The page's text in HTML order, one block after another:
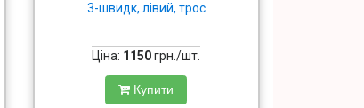
3-швидк, лівий, трос
Ціна: 1150грн./шт.
Купити